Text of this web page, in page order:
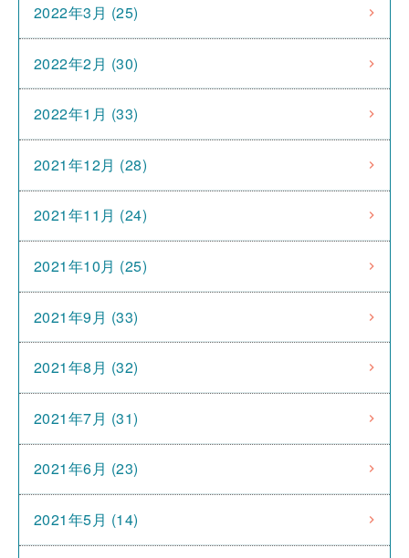
2022年3月 (25)
2022年2月 (30)
2022年1月 (33)
2021年12月 (28)
2021年11月 (24)
2021年10月 (25)
2021年9月 (33)
2021年8月 (32)
2021年7月 (31)
2021年6月 (23)
2021年5月 (14)